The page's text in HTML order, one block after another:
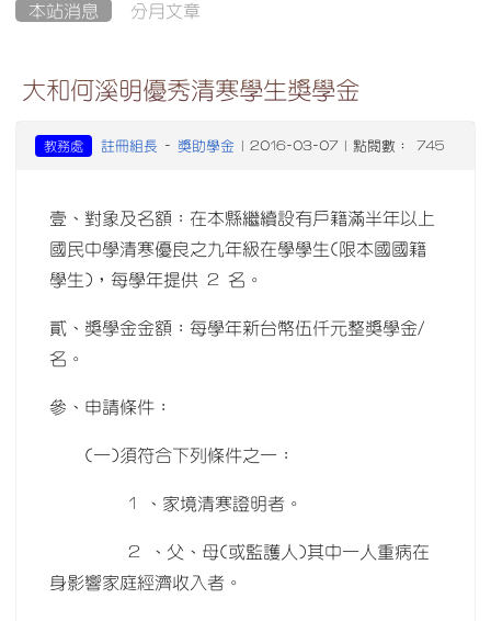
本站消息 分月文章
大和何溪明優秀清寒學生獎學金
教務處 註冊組長 - 獎助學金 | 2016-03-07 | 點閱數： 745
壹、對象及名額：在本縣繼續設有戶籍滿半年以上
國民中學清寒優良之九年級在學學生(限本國國籍
學生)，每學年提供 2 名。
貳、獎學金金額：每學年新台幣伍仟元整獎學金/
名。
參、申請條件：
(一)須符合下列條件之一：
1 、家境清寒證明者。
2 、父、母(或監護人)其中一人重病在
身影響家庭經濟收入者。